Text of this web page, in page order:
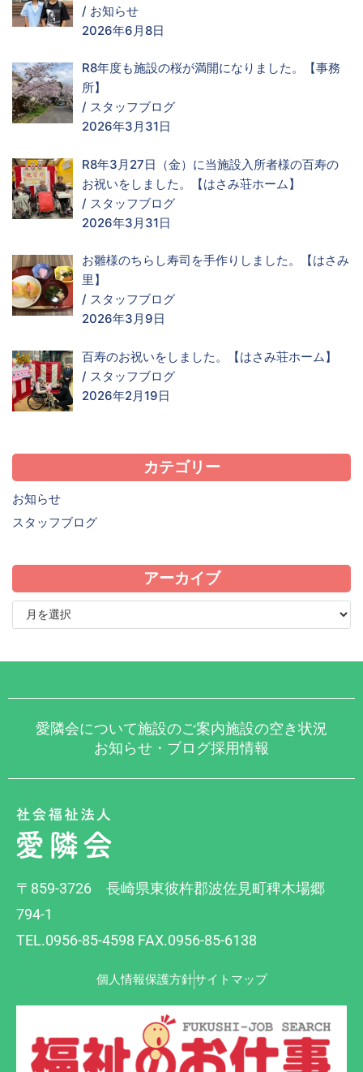
/ お知らせ
2026年6月8日
R8年度も施設の桜が満開になりました。【事務
所】
/ スタッフブログ
2026年3月31日
R8年3月27日（金）に当施設入所者様の百寿の
お祝いをしました。【はさみ荘ホーム】
/ スタッフブログ
2026年3月31日
お雛様のちらし寿司を手作りしました。【はさみ
里】
/ スタッフブログ
2026年3月9日
百寿のお祝いをしました。【はさみ荘ホーム】
/ スタッフブログ
2026年2月19日
カテゴリー
お知らせ
スタッフブログ
アーカイブ
愛隣会について施設のご案内施設の空き状況
お知らせ・ブログ採用情報
〒859-3726 長崎県東彼杵郡波佐見町稗木場郷
794-1
TEL.0956-85-4598 FAX.0956-85-6138
個人情報保護方針サイトマップ